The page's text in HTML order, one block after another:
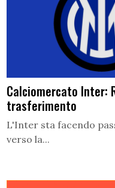
Calciomercato Inter:
trasferimento
L'Inter sta facendo
verso la...